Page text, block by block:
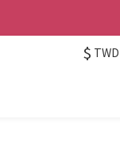
$ TWD